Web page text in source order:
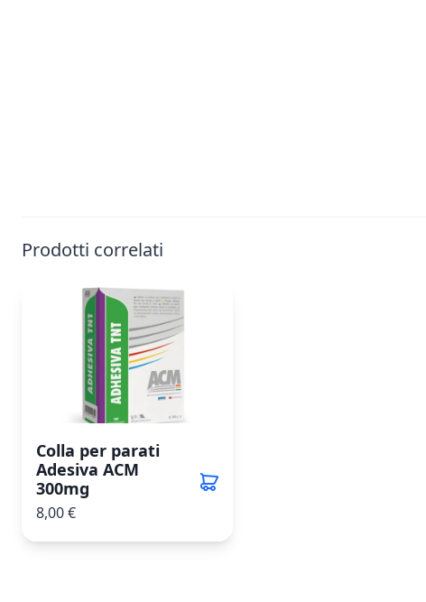
Prodotti correlati
Colla per parati
Adesiva ACM
300mg
8,00 €